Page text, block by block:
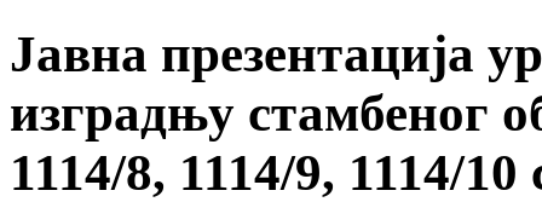
Јавна презентација
изградњу стамбеног
1114/8, 1114/9, 1114/